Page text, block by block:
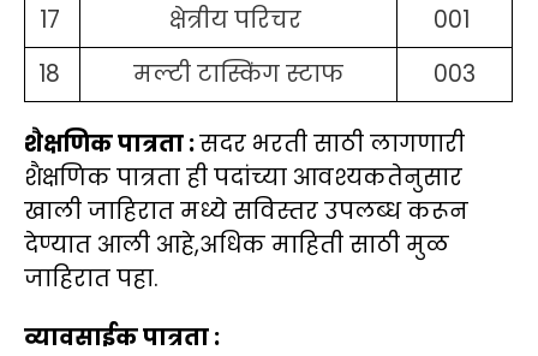
17
क्षेत्रीय परिचर
001
18
मल्टी टास्किंग स्टाफ 003
शैक्षणिक पात्रता :सदर भरती साठी लागणारी
शैक्षणिक पात्रता ही पदांच्या आवश्यकतेनुसार
खाली जाहिरात मध्ये सविस्तर उपलब्ध करून
देण्यात आली आहे,अधिक माहिती साठी मुळ
जाहिरात पहा.
व्यावसाईक पात्रता :